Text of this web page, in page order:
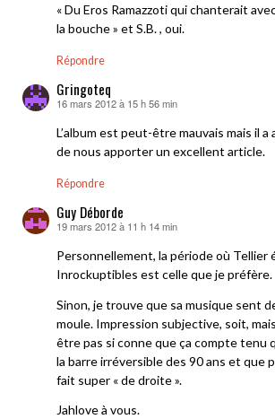
« Du Eros Ramazzoti qui chanterait
la bouche » et S.B. , oui.
Répondre
Gringoteq
dit :
16 mars 2012 à 15 h 56 min
L’album est peut-être mauvais mais il
de nous apporter un excellent article.
Répondre
Guy Déborde
dit :
19 mars 2012 à 11 h 14 min
Personnellement, la période où Tellier
Inrockuptibles est celle que je préfère.
Sinon, je trouve que sa musique sent
moule. Impression subjective, soit,
être pas si conne que ça compte tenu
la barre irréversible des 90 ans et que
fait super « de droite ».
Jahlove à vous.